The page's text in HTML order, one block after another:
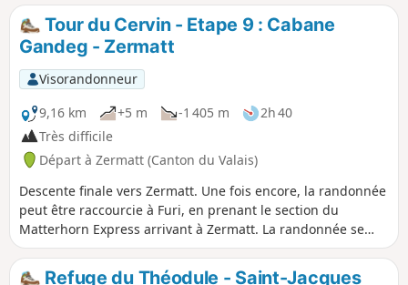
Tour du Cervin - Etape 9 : Cabane
Gandeg - Zermatt
Visorandonneur
9,16 km
+5 m -1 405 m
2h 40
Très difficile
Départ à Zermatt (Canton du Valais)
Descente finale vers Zermatt. Une fois encore, la randonnée
peut être raccourcie à Furi, en prenant le section du
Matterhorn Express arrivant à Zermatt. La randonnée se
trouve toujours sur le domaine skiable de Zermatt.
Refuge du Théodule - Saint-Jacques